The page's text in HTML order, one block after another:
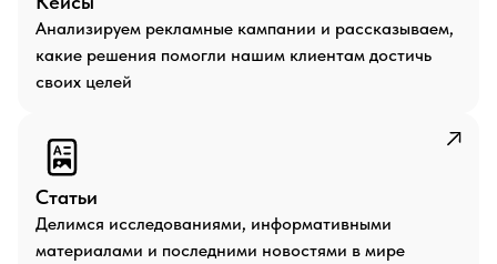
Анализируем рекламные кампании и рассказываем,
какие решения помогли нашим клиентам достичь
своих целей
Статьи
Делимся исследованиями, информативными
материалами и последними новостями в мире